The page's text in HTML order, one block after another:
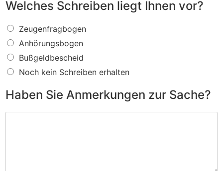
i
V
e
r
s
t
o
ß
w
Welches Schreiben liegt Ihnen vor?
W
e
c
h
e
S
Zeugenfragbogen
Anhörungsbogen
Bußgeldbescheid
Noch kein Schreiben erhalten
Haben Sie Anmerkungen zur Sache?